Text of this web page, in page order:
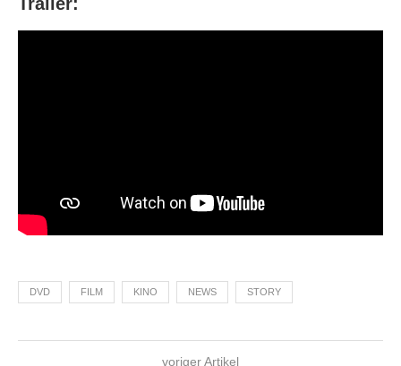
DVD FILM KINO NEWS STORY
voriger Artikel